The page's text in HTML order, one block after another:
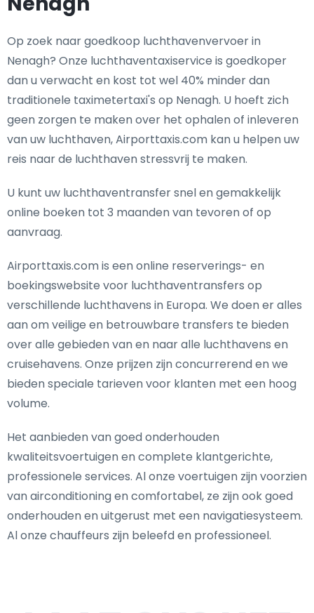
Op zoek naar goedkoop luchthavenvervoer in
Nenagh? Onze luchthaventaxiservice is goedkoper
dan u verwacht en kost tot wel 40% minder dan
traditionele taximetertaxi's op Nenagh. U hoeft zich
geen zorgen te maken over het ophalen of inleveren
van uw luchthaven, Airporttaxis.com kan u helpen uw
reis naar de luchthaven stressvrij te maken.
U kunt uw luchthaventransfer snel en gemakkelijk
online boeken tot 3 maanden van tevoren of op
aanvraag.
Airporttaxis.com is een online reserverings- en
boekingswebsite voor luchthaventransfers op
verschillende luchthavens in Europa. We doen er alles
aan om veilige en betrouwbare transfers te bieden
over alle gebieden van en naar alle luchthavens en
cruisehavens. Onze prijzen zijn concurrerend en we
bieden speciale tarieven voor klanten met een hoog
volume.
Het aanbieden van goed onderhouden
kwaliteitsvoertuigen en complete klantgerichte,
professionele services. Al onze voertuigen zijn voorzien
van airconditioning en comfortabel, ze zijn ook goed
onderhouden en uitgerust met een navigatiesysteem.
Al onze chauffeurs zijn beleefd en professioneel.